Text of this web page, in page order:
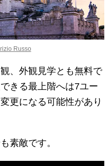
Russo
、外観見学とも無料で
きる最上階へは7ユー
更になる可能性があり
素敵です。